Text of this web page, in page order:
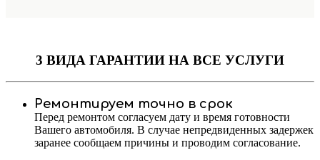
3 ВИДА ГАРАНТИИ НА ВСЕ УСЛУГИ
Ремонтируем точно в срок
Перед ремонтом согласуем дату и время готовности
Вашего автомобиля. В случае непредвиденных задержек
заранее сообщаем причины и проводим согласование.